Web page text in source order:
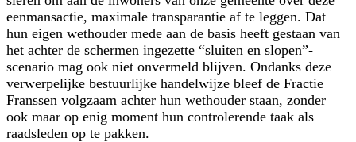
eenmansactie, maximale transparantie af te leggen. Dat
hun eigen wethouder mede aan de basis heeft gestaan van
het achter de schermen ingezette “sluiten en slopen”-
scenario mag ook niet onvermeld blijven. Ondanks deze
verwerpelijke bestuurlijke handelwijze bleef de Fractie
Franssen volgzaam achter hun wethouder staan, zonder
ook maar op enig moment hun controlerende taak als
raadsleden op te pakken.